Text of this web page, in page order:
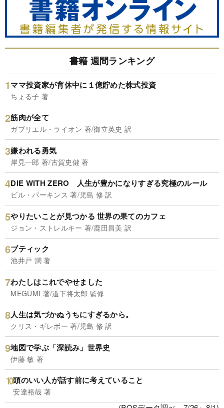
書籍 週間ランキング
ママ投資家が育休中に１億貯めた株式投資
ちょる子 著
筋肉が全て
ガブリエル・ライオン 著/御立英史 訳
嫌われる勇気
岸見一郎 著/古賀史健 著
DIE WITH ZERO 人生が豊かになりすぎる究極のルール
ビル・パーキンス 著/児島 修 訳
やりたいことが見つかる 世界の果てのカフェ
ジョン・ストレルキー 著/鹿田昌美 訳
ブティック
池井戸 潤 著
わたしはこれでやせました
MEGUMI 著/道下将太郎 監修
人生は気づかぬうちにすぎるから。
クリス・ギレボー 著/児島 修 訳
地図で学ぶ「深読み」世界史
伊藤 敏 著
頭のいい人が話す前に考えていること
安達裕哉 著